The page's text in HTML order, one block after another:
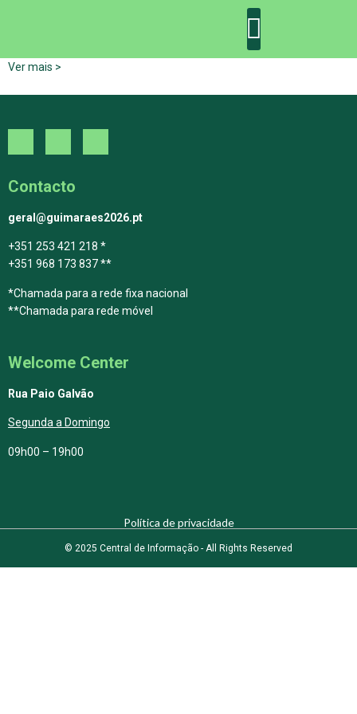
Ver mais >
Contacto
geral@guimaraes2026.pt
+351 253 421 218 *
+351 968 173 837 **
*Chamada para a rede fixa nacional
**Chamada para rede móvel
Welcome Center
Rua Paio Galvão
Segunda a Domingo
09h00 – 19h00
Política de privacidade
© 2025 Central de Informação - All Rights Reserved